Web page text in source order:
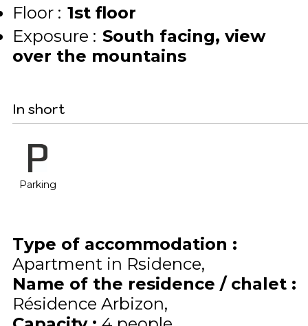
Floor : 1st floor
Exposure : South facing view
over the mountains
In short
Parking
Type of accommodation :
Apartment in Rsidence
Name of the residence / chalet :
Résidence Arbizon